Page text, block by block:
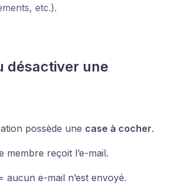
etc.).
désactiver une
possède une case à cocher.
membre reçoit l’e-mail.
aucun e-mail n’est envoyé.